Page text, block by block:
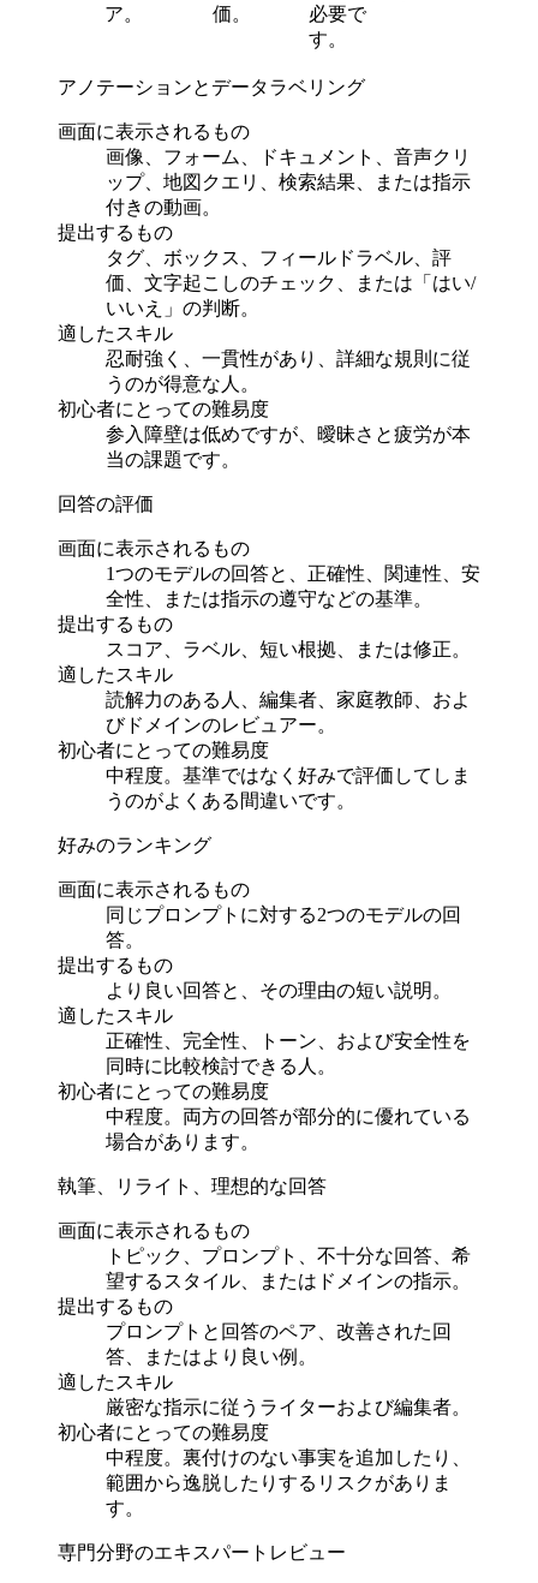
ア。
価。
必要で
す。
アノテーションとデータラベリング
画面に表示されるもの
画像、フォーム、ドキュメント、音声クリ
ップ、地図クエリ、検索結果、または指示
付きの動画。
提出するもの
タグ、ボックス、フィールドラベル、評
価、文字起こしのチェック、または「はい/
いいえ」の判断。
適したスキル
忍耐強く、一貫性があり、詳細な規則に従
うのが得意な人。
初心者にとっての難易度
参入障壁は低めですが、曖昧さと疲労が本
当の課題です。
回答の評価
画面に表示されるもの
1つのモデルの回答と、正確性、関連性、安
全性、または指示の遵守などの基準。
提出するもの
スコア、ラベル、短い根拠、または修正。
適したスキル
読解力のある人、編集者、家庭教師、およ
びドメインのレビュアー。
初心者にとっての難易度
中程度。基準ではなく好みで評価してしま
うのがよくある間違いです。
好みのランキング
画面に表示されるもの
同じプロンプトに対する2つのモデルの回
答。
提出するもの
より良い回答と、その理由の短い説明。
適したスキル
正確性、完全性、トーン、および安全性を
同時に比較検討できる人。
初心者にとっての難易度
中程度。両方の回答が部分的に優れている
場合があります。
執筆、リライト、理想的な回答
画面に表示されるもの
トピック、プロンプト、不十分な回答、希
望するスタイル、またはドメインの指示。
提出するもの
プロンプトと回答のペア、改善された回
答、またはより良い例。
適したスキル
厳密な指示に従うライターおよび編集者。
初心者にとっての難易度
中程度。裏付けのない事実を追加したり、
範囲から逸脱したりするリスクがありま
す。
専門分野のエキスパートレビュー